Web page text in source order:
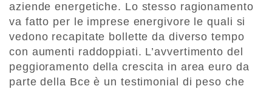
aziende energetiche. Lo stesso ragionamento
va fatto per le imprese energivore le quali si
vedono recapitate bollette da diverso tempo
con aumenti raddoppiati. L’avvertimento del
peggioramento della crescita in area euro da
parte della Bce è un testimonial di peso che